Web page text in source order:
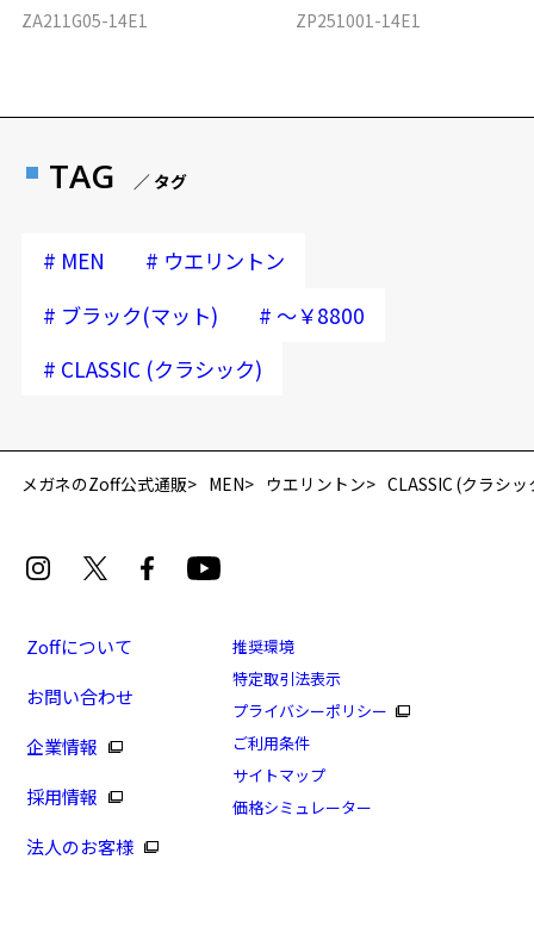
再入荷お知らせメールのお申し込み
[スペシャルプライス]ゆとりあるサイジングのウェリ
ントンフレーム/M's VINTAGE
商品番号：ZF232012-14F1/フレームカラー：ブラック
(マット)/単価：￥5,550
ZA211G05-14E1 ZP251001-14E1
TAG ／ タグ
# MEN # ウエリントン
# ブラック(マット) # ～￥8800
# CLASSIC (クラシック)
メガネのZoff公式通販 MEN ウエリントン CLASSIC (クラシッ
Zoffについて
お問い合わせ
企業情報
採用情報
法人のお客様
推奨環境
特定取引法表示
プライバシーポリシー
ご利用条件
サイトマップ
価格シミュレーター